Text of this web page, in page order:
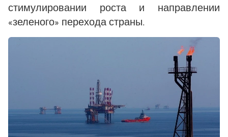
стимулировании роста и направлении
«зеленого» перехода страны.